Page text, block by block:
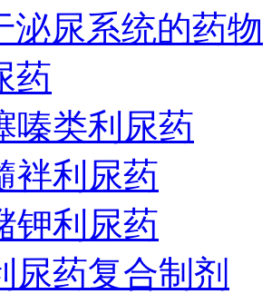
泌尿系统的药物
药
嗪类利尿药
袢利尿药
钾利尿药
尿药复合制剂